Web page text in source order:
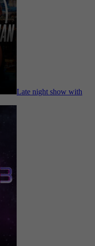
Late night show with